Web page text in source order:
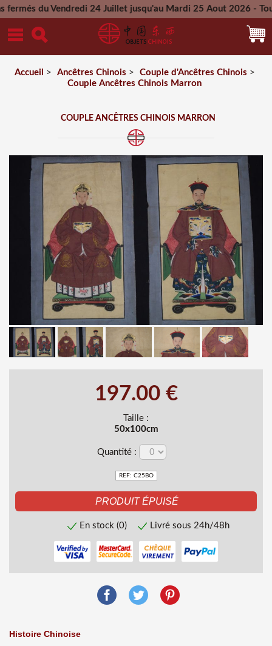
du Vendredi 24 Juillet jusqu'au Mardi 25 Aout 2026 -
Mercredi 26 Aout 2026
Accueil > Ancêtres Chinois > Couple d'Ancêtres Chinois >
Couple Ancêtres Chinois Marron
COUPLE ANCÊTRES CHINOIS MARRON
197.00 €
Taille :
50x100cm
Quantité :
REF: C25BO
En stock (0) Livré sous 24h/48h
Histoire Chinoise